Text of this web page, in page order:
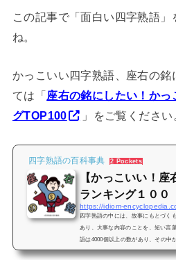
この記事で「面白い四字熟語
ね。
かっこいい四字熟語、座右の
ては「 座右の銘にしたい！か
グTOP100
」をご覧ください
四字熟語の百科事典 2 Pockets
【かっこいい！
ランキング１００
https://idiom-
四字熟語の中には、故事にもとづく
あり、大事な内容のことを、短い言
語は4000個以上の数があり、その中
い！」と感じた四字熟語を100個厳